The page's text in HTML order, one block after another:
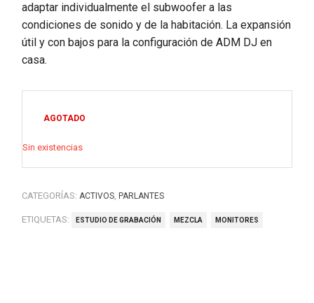
adaptar individualmente el subwoofer a las
condiciones de sonido y de la habitación. La expansión
útil y con bajos para la configuración de ADM DJ en
casa.
AGOTADO
Sin existencias
CATEGORÍAS: ACTIVOS, PARLANTES
ETIQUETAS: ESTUDIO DE GRABACIÓN MEZCLA MONITORES